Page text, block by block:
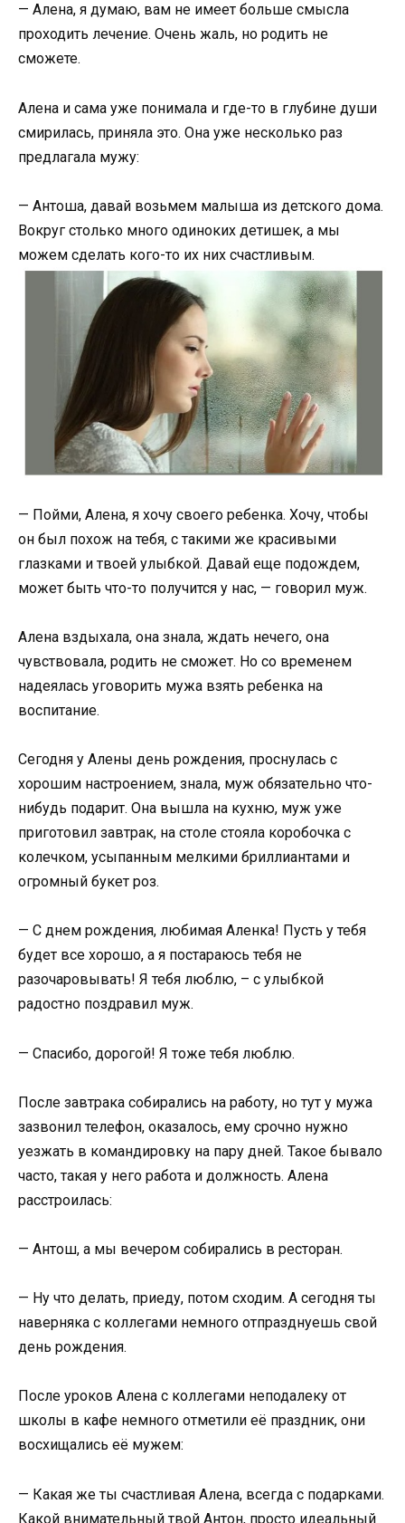
— Алена, я думаю, вам не имеет больше смысла
проходить лечение. Очень жаль, но родить не
сможете.
Алена и сама уже понимала и где-то в глубине души
смирилась, приняла это. Она уже несколько раз
предлагала мужу:
— Антоша, давай возьмем малыша из детского дома.
Вокруг столько много одиноких детишек, а мы
можем сделать кого-то их них счастливым.
— Пойми, Алена, я хочу своего ребенка. Хочу, чтобы
он был похож на тебя, с такими же красивыми
глазками и твоей улыбкой. Давай еще подождем,
может быть что-то получится у нас, — говорил муж.
Алена вздыхала, она знала, ждать нечего, она
чувствовала, родить не сможет. Но со временем
надеялась уговорить мужа взять ребенка на
воспитание.
Сегодня у Алены день рождения, проснулась с
хорошим настроением, знала, муж обязательно что-
нибудь подарит. Она вышла на кухню, муж уже
приготовил завтрак, на столе стояла коробочка с
колечком, усыпанным мелкими бриллиантами и
огромный букет роз.
— С днем рождения, любимая Аленка! Пусть у тебя
будет все хорошо, а я постараюсь тебя не
разочаровывать! Я тебя люблю, – с улыбкой
радостно поздравил муж.
— Спасибо, дорогой! Я тоже тебя люблю.
После завтрака собирались на работу, но тут у мужа
зазвонил телефон, оказалось, ему срочно нужно
уезжать в командировку на пару дней. Такое бывало
часто, такая у него работа и должность. Алена
расстроилась:
— Антош, а мы вечером собирались в ресторан.
— Ну что делать, приеду, потом сходим. А сегодня ты
наверняка с коллегами немного отпразднуешь свой
день рождения.
После уроков Алена с коллегами неподалеку от
школы в кафе немного отметили её праздник, они
восхищались её мужем:
— Какая же ты счастливая Алена, всегда с подарками.
Какой внимательный твой Антон, просто идеальный